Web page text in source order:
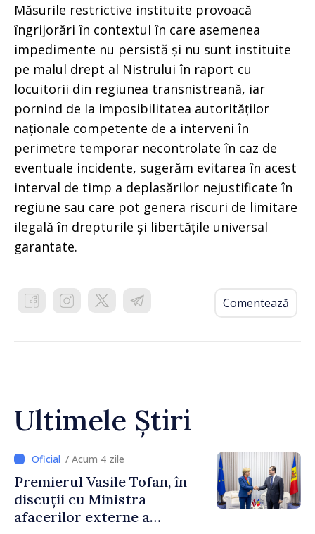
Măsurile restrictive instituite provoacă
îngrijorări în contextul în care asemenea
impedimente nu persistă și nu sunt instituite
pe malul drept al Nistrului în raport cu
locuitorii din regiunea transnistreană, iar
pornind de la imposibilitatea autorităților
naționale competente de a interveni în
perimetre temporar necontrolate în caz de
eventuale incidente, sugerăm evitarea în acest
interval de timp a deplasărilor nejustificate în
regiune sau care pot genera riscuri de limitare
ilegală în drepturile și libertățile universal
garantate.
Comentează
Ultimele Știri
/ Acum 4 zile
Premierul Vasile Tofan, în
discuții cu Ministra
afacerilor externe a